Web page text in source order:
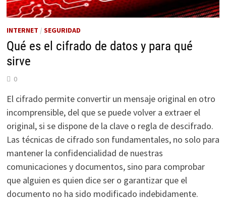
INTERNET / SEGURIDAD
Qué es el cifrado de datos y para qué
sirve
0
El cifrado permite convertir un mensaje original en otro
incomprensible, del que se puede volver a extraer el
original, si se dispone de la clave o regla de descifrado.
Las técnicas de cifrado son fundamentales, no solo para
mantener la confidencialidad de nuestras
comunicaciones y documentos, sino para comprobar
que alguien es quien dice ser o garantizar que el
documento no ha sido modificado indebidamente.